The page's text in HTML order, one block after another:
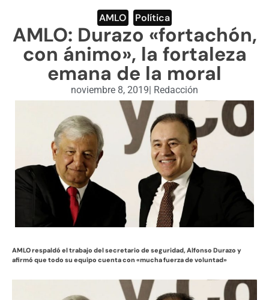
ENGLISH SECTION
VIDEOS
AMLO Política
AMLO: Durazo «fortachón,
con ánimo», la fortaleza
emana de la moral
noviembre 8, 2019| Redacción
AMLO respaldó el trabajo del secretario de seguridad, Alfonso Durazo y
afirmó que todo su equipo cuenta con «mucha fuerza de voluntad»